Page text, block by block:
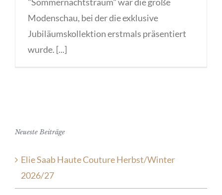
Modenschau, bei der die exklusive
Jubiläumskollektion erstmals präsentiert
wurde. [...]
Neueste Beiträge
Elie Saab Haute Couture Herbst/Winter
2026/27